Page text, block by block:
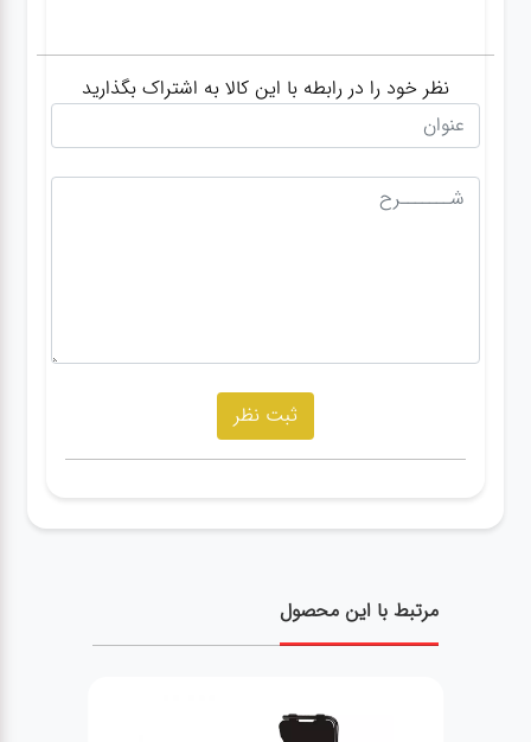
نظر خود را در رابطه با این کالا به اشتراک بگذارید
مرتبط با این محصول